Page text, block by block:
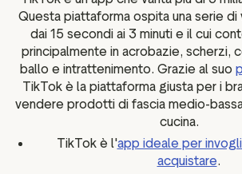
Questa piattaforma ospita una serie di
dai 15 secondi ai 3 minuti e il cui
principalmente in acrobazie, scherzi,
ballo e intrattenimento. Grazie al suo
TikTok è la piattaforma giusta per i
vendere prodotti di fascia medio-
cucina.
TikTok è l'app ideale per
acquistare.